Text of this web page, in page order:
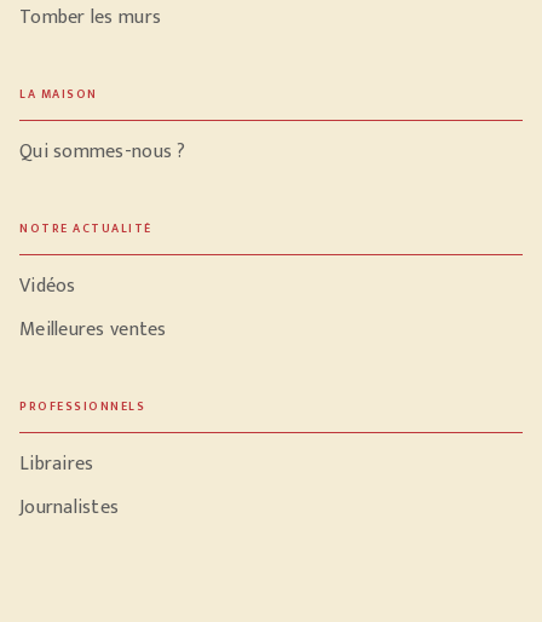
Tomber les murs
LA MAISON
Qui sommes-nous ?
NOTRE ACTUALITÉ
Vidéos
Meilleures ventes
PROFESSIONNELS
Libraires
Journalistes